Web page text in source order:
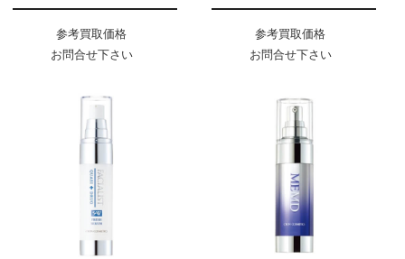
参考買取価格
お問合せ下さい
参考買取価格
お問合せ下さい